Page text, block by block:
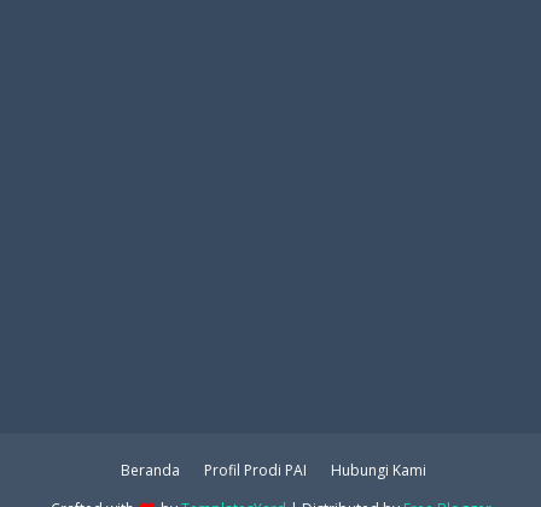
Beranda Profil Prodi PAI
Hubungi Kami